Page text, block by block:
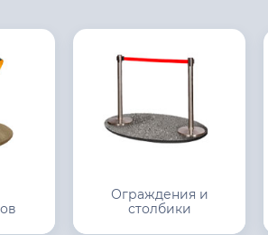
Ограждения и
столбики